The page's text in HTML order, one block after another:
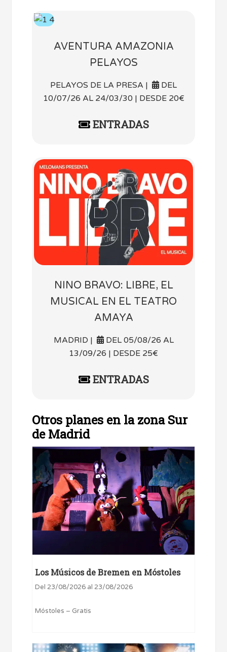
AVENTURA AMAZONIA
PELAYOS
PELAYOS DE LA PRESA |
DEL
10/07/26 AL 24/03/30 | DESDE 20€
ENTRADAS
NINO BRAVO: LIBRE, EL
MUSICAL EN EL TEATRO
AMAYA
MADRID |
DEL 05/08/26 AL
13/09/26 | DESDE 25€
ENTRADAS
Otros planes en la zona Sur
de Madrid
Los Músicos de Bremen en Móstoles
Del 23/08/2026 al 23/08/2026
Móstoles – Gratis